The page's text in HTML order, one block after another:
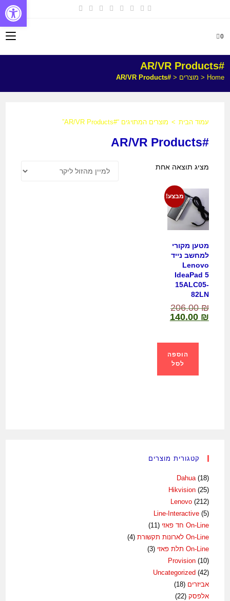
0
#AR/VR Products
Home
< מוצרים <
#AR/VR Products
עמוד הבית > מוצרים המתויגים “#AR/VR Products”
#AR/VR Products
מציג תוצאה אחת
מבצע!
מטען מקורי
למחשב נייד
Lenovo
IdeaPad 5
15ALC05-
82LN
206.00₪
140.00 ₪
הוספה
לסל
קטגורית מוצרים
Dahua (18)
Hikvision (25)
Lenovo (212)
Line-Interactive (5)
On-Line חד פאזי
(11)
On-Line לארונות תקשורת
(4)
On-Line תלת פאזי
(3)
Provision (10)
Uncategorized (42)
אביזרים (18)
אלפסק (22)